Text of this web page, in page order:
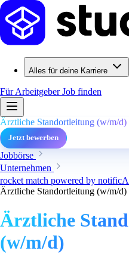
Alles für deine Karriere
Für ArbeitgeberJob finden
Ärztliche Standortleitung (w/m/d)
Jetzt bewerben
Jobbörse
Unternehmen
rocket match powered by
Ärztliche Standortleitung (w/m/d)
Ärztliche
(w/m/d)